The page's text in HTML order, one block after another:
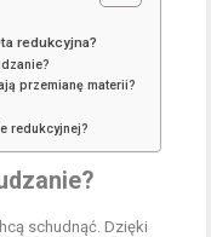
redukcyjna?
przemianę materii?
redukcyjnej?
schudnąć. Dzięki